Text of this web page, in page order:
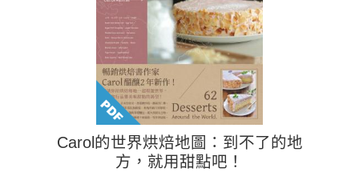
Carol的世界烘焙地圖：到不了的地
方，就用甜點吧！